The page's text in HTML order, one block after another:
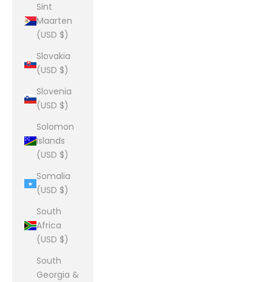
Sint
Maarten
(USD $)
Slovakia
(USD $)
Slovenia
(USD $)
Solomon
Islands
(USD $)
Somalia
(USD $)
South
Africa
(USD $)
South
Georgia &